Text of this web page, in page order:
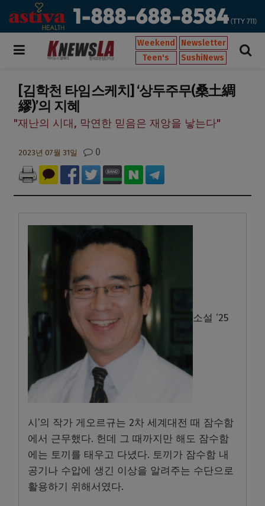
Weekend
Newsletter
Teen's
SushiNews
[김학천 타임스케치] ‘상두주무(桑土綢
繆)’의 지혜
"재난의 시대, 막연한 믿음은 재앙을 낳는다"
2023년 07월 31일 0
소설 ‘25
시’의 작가 게오르규는 2차 세계대전 때 잠수함
에서 근무했다. 헌데 그 때까지만 해도 잠수함
에는 토끼를 태우고 다녔다. 토끼가 잠수함 내
공기나 수압에 생긴 이상을 알려주는 수단으로
활용하기 위해서였다.